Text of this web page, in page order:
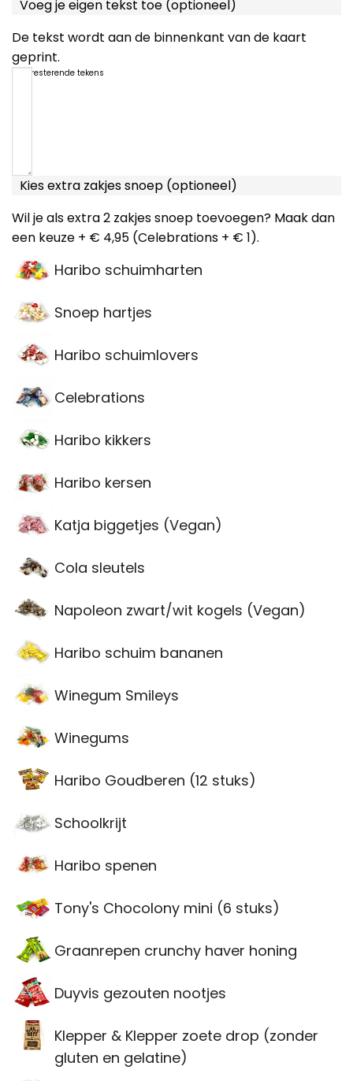
Voeg je eigen tekst toe (optioneel)
De tekst wordt aan de binnenkant van de kaart
geprint.
resterende tekens
Kies extra zakjes snoep (optioneel)
Wil je als extra 2 zakjes snoep toevoegen? Maak dan
een keuze + € 4,95 (Celebrations + € 1).
Haribo schuimharten
Snoep hartjes
Haribo schuimlovers
Celebrations
Haribo kikkers
Haribo kersen
Katja biggetjes (Vegan)
Cola sleutels
Napoleon zwart/wit kogels (Vegan)
Haribo schuim bananen
Winegum Smileys
Winegums
Haribo Goudberen (12 stuks)
Schoolkrijt
Haribo spenen
Tony's Chocolony mini (6 stuks)
Graanrepen crunchy haver honing
Duyvis gezouten nootjes
Klepper & Klepper zoete drop (zonder
gluten en gelatine)